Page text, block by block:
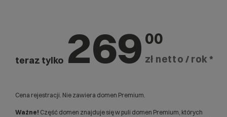
teraz tylko 269 00
zł netto / rok *
Cena rejestracji. Nie zawiera domen Premium.
Ważne! Część domen znajduje się w puli domen Premium, których